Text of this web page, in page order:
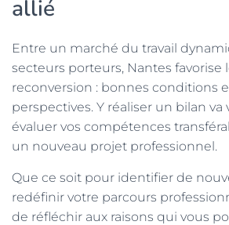
allié
Entre un marché du travail
secteurs porteurs, Nantes favorise
reconversion : bonnes conditions
perspectives. Y réaliser un bilan va
évaluer vos compétences
un nouveau projet professionnel.
Que ce soit pour identifier de
redéfinir votre parcours
de réfléchir aux raisons qui vous